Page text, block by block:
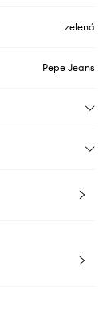
zelená
Pepe Jeans